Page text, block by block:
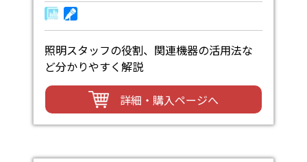
照明スタッフの役割、関連機器の活用法な
ど分かりやすく解説
詳細・購入ページへ